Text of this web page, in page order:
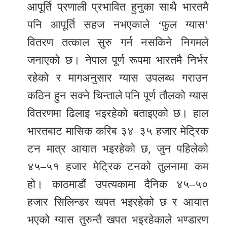
आपूर्ति प्रणाली प्रभावित हुनुका साथै भारतमै
पनि आपूर्ति सहज नभएकाले ‘फुल ग्यास’
वितरण तत्काल सुरु गर्न नसकिने निगमले
जनाएको छ। नेपाल पूर्ण रूपमा भारतमै निर्भर
रहेको र मागअनुसार ग्यास उपलब्ध गराउन
कठिन हुन सक्ने चिन्ताले पनि पूर्ण तौलको ग्यास
वितरणमा ढिलाइ भइरहेको बताइएको छ। हाल
भारतबाट मासिक करिब ३४–३५ हजार मेट्रिक
टन मात्र आयात भइरहेको छ, जुन पहिलेको
४५–५१ हजार मेट्रिक टनको तुलनामा कम
हो। काठमाडौं उपत्यकामा दैनिक ४५–५०
हजार सिलिन्डर खपत भइरहेको छ र आयात
भएको ग्यास तुरुन्तै खपत भइरहेकाले भण्डारण